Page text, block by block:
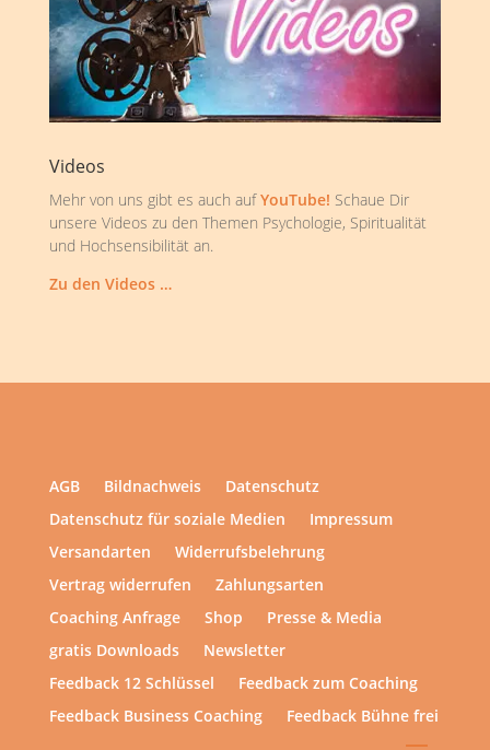
Videos
Mehr von uns gibt es auch aufYouTube! Schaue Dir
unsere Videos zu den Themen Psychologie, Spiritualität
und Hochsensibilität an.
Zu den Videos …
AGB Bildnachweis
Datenschutz
Datenschutz für soziale Medien
Impressum
Versandarten
Widerrufsbelehrung
Vertrag widerrufen
Zahlungsarten
Coaching Anfrage
Shop
Presse & Media
gratis Downloads
Newsletter
Feedback 12 Schlüssel
Feedback zum Coaching
Feedback Business Coaching
Feedback Bühne frei